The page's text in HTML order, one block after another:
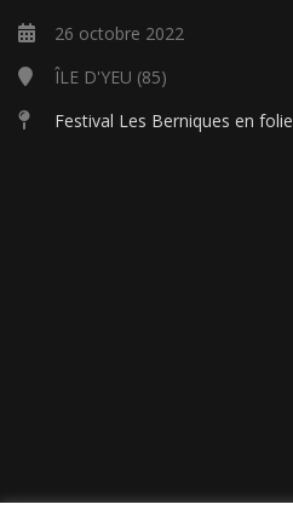
26 octobre 2022
ÎLE D'YEU (85)
Festival Les Berniques en folie